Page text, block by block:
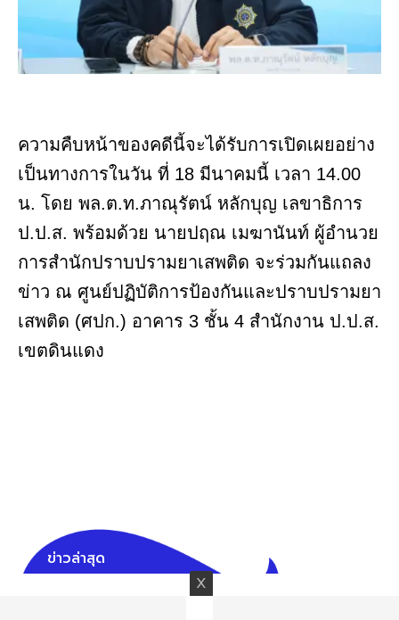
ความคืบหน้าของคดีนี้จะได้รับการเปิดเผยอย่าง
เป็นทางการในวัน ที่ 18 มีนาคมนี้ เวลา 14.00
น. โดย พล.ต.ท.ภาณุรัตน์ หลักบุญ เลขาธิการ
ป.ป.ส. พร้อมด้วย นายปฤณ เมฆานันท์ ผู้อำนวย
การสำนักปราบปรามยาเสพติด จะร่วมกันแถลง
ข่าว ณ ศูนย์ปฏิบัติการป้องกันและปราบปรามยา
เสพติด (ศปก.) อาคาร 3 ชั้น 4 สำนักงาน ป.ป.ส.
เขตดินแดง
ข่าวล่าสุด